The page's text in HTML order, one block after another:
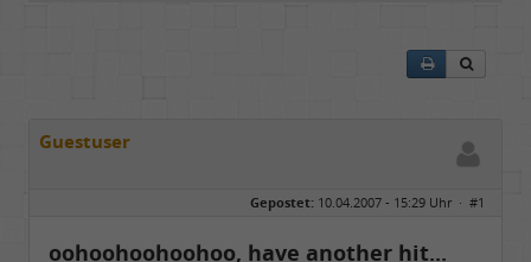
Guestuser
Gepostet: 10.04.2007 - 15:29 Uhr · #1
oohoohoohoohoo, have another hit...